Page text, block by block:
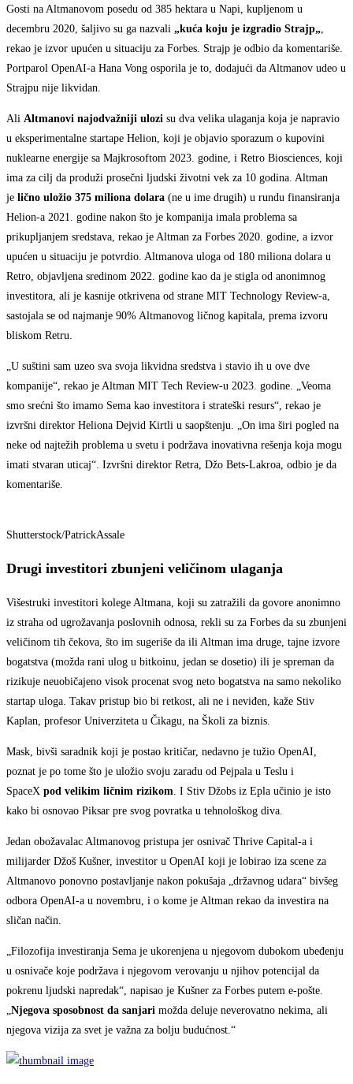
Gosti na Altmanovom posedu od 385 hektara u Napi, kupljenom u
decembru 2020, šaljivo su ga nazvali „kuća koju je izgradio Strajp„,
rekao je izvor upućen u situaciju za Forbes. Strajp je odbio da komentariše.
Portparol OpenAI-a Hana Vong osporila je to, dodajući da Altmanov udeo u
Strajpu nije likvidan.
Ali Altmanovi najodvažniji ulozi su dva velika ulaganja koja je napravio
u eksperimentalne startape Helion, koji je objavio sporazum o kupovini
nuklearne energije sa Majkrosoftom 2023. godine, i Retro Biosciences, koji
ima za cilj da produži prosečni ljudski životni vek za 10 godina. Altman
je lično uložio 375 miliona dolara (ne u ime drugih) u rundu finansiranja
Helion-a 2021. godine nakon što je kompanija imala problema sa
prikupljanjem sredstava, rekao je Altman za Forbes 2020. godine, a izvor
upućen u situaciju je potvrdio. Altmanova uloga od 180 miliona dolara u
Retro, objavljena sredinom 2022. godine kao da je stigla od anonimnog
investitora, ali je kasnije otkrivena od strane MIT Technology Review-a,
sastojala se od najmanje 90% Altmanovog ličnog kapitala, prema izvoru
bliskom Retru.
„U suštini sam uzeo sva svoja likvidna sredstva i stavio ih u ove dve
kompanije“, rekao je Altman MIT Tech Review-u 2023. godine. „Veoma
smo srećni što imamo Sema kao investitora i strateški resurs“, rekao je
izvršni direktor Heliona Dejvid Kirtli u saopštenju. „On ima širi pogled na
neke od najtežih problema u svetu i podržava inovativna rešenja koja mogu
imati stvaran uticaj“. Izvršni direktor Retra, Džo Bets-Lakroa, odbio je da
komentariše.
Shutterstock/PatrickAssale
Drugi investitori zbunjeni veličinom ulaganja
Višestruki investitori kolege Altmana, koji su zatražili da govore anonimno
iz straha od ugrožavanja poslovnih odnosa, rekli su za Forbes da su zbunjeni
veličinom tih čekova, što im sugeriše da ili Altman ima druge, tajne izvore
bogatstva (možda rani ulog u bitkoinu, jedan se dosetio) ili je spreman da
rizikuje neuobičajeno visok procenat svog neto bogatstva na samo nekoliko
startap uloga. Takav pristup bio bi retkost, ali ne i neviđen, kaže Stiv
Kaplan, profesor Univerziteta u Čikagu, na Školi za biznis.
Mask, bivši saradnik koji je postao kritičar, nedavno je tužio OpenAI,
poznat je po tome što je uložio svoju zaradu od Pejpala u Teslu i
SpaceX pod velikim ličnim rizikom. I Stiv Džobs iz Epla učinio je isto
kako bi osnovao Piksar pre svog povratka u tehnološkog diva.
Jedan obožavalac Altmanovog pristupa jer osnivač Thrive Capital-a i
milijarder Džoš Kušner, investitor u OpenAI koji je lobirao iza scene za
Altmanovo ponovno postavljanje nakon pokušaja „državnog udara“ bivšeg
odbora OpenAI-a u novembru, i o kome je Altman rekao da investira na
sličan način.
„Filozofija investiranja Sema je ukorenjena u njegovom dubokom ubeđenju
u osnivače koje podržava i njegovom verovanju u njihov potencijal da
pokrenu ljudski napredak“, napisao je Kušner za Forbes putem e-pošte.
„Njegova sposobnost da sanjari možda deluje neverovatno nekima, ali
njegova vizija za svet je važna za bolju budućnost.“